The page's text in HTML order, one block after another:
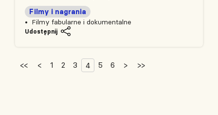
Filmy fabularne i dokumentalne
Filmy i nagrania
Udostępnij
<< < 1 2 3 4 5 6 > >>